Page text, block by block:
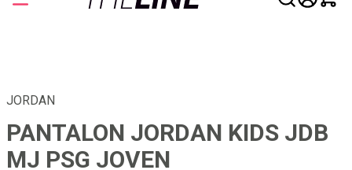
JORDAN
PANTALON JORDAN KIDS JDB
MJ PSG JOVEN